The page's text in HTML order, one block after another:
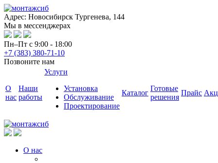
Адрес: Новосибирск Тургенева, 144
Мы в мессенджерах
Пн–Пт с 9:00 - 18:00
+7 (383) 380-71-10
Позвоните нам
О
нас
Наши
работы
Услуги
Установка
Обслуживание
Проектирование
Каталог
Готовые
решения
Прайс
О нас